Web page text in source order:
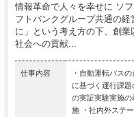
情報革命で人々を幸せに ソ
フトバンクグループ共通の
に」という考え方の下、創
社会への貢献...
仕事内容
・自動運転バス
に基づく運行課
の実証実験実施
施 ・社内外ステー